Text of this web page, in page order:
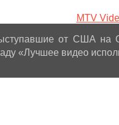
от США на
«Лучшее видео